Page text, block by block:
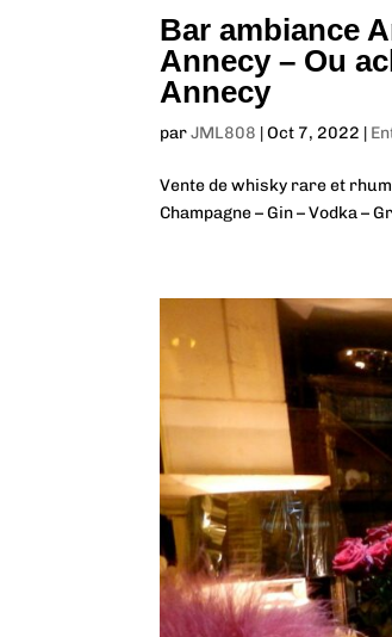
Bar ambiance
Annecy – Ou
Annecy
parJML808 |Oct 7, 2022 |
Vente de whisky rare et rhum
Champagne – Gin – Vodka –